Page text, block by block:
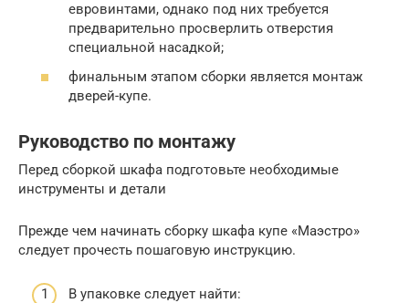
евровинтами, однако под них требуется
предварительно просверлить отверстия
специальной насадкой;
финальным этапом сборки является монтаж
дверей-купе.
Руководство по монтажу
Перед сборкой шкафа подготовьте необходимые
инструменты и детали
Прежде чем начинать сборку шкафа купе «Маэстро»
следует прочесть пошаговую инструкцию.
В упаковке следует найти: